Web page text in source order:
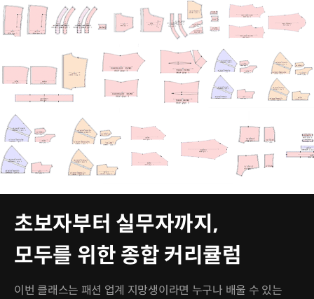
초보자부터 실무자까지,
모두를 위한 종합 커리큘럼
이번 클래스는 패션 업계 지망생이라면 누구나 배울 수 있는